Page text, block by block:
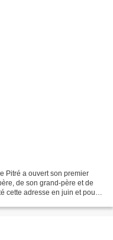
Pitré a ouvert son premier
de son grand-père et de
cette adresse en juin et pour